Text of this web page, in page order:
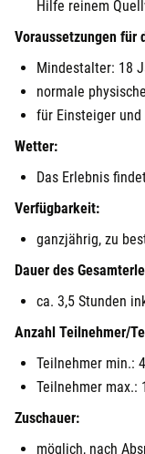
Hilfe reinem
Voraussetzungen für
Mindestalter: 18
normale
für Einsteiger
Wetter:
Das Erlebnis
Verfügbarkeit:
ganzjährig, zu
Dauer des
ca. 3,5 Stunden
Anzahl Teilnehmer/
Teilnehmer min.: 4
Teilnehmer max.:
Zuschauer:
möglich, nach